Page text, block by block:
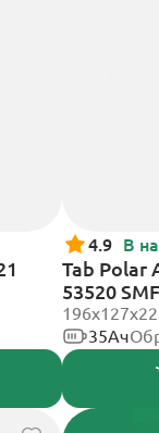
4.9 В
Tab Polar
53520
35Ач